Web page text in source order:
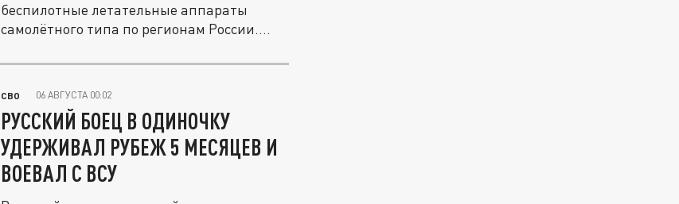
беспилотные летательные аппараты
самолётного типа по регионам России.
СВО 06 АВГУСТА 00:02
РУССКИЙ БОЕЦ В ОДИНОЧКУ
УДЕРЖИВАЛ РУБЕЖ 5 МЕСЯЦЕВ И
ВОЕВАЛ С ВСУ